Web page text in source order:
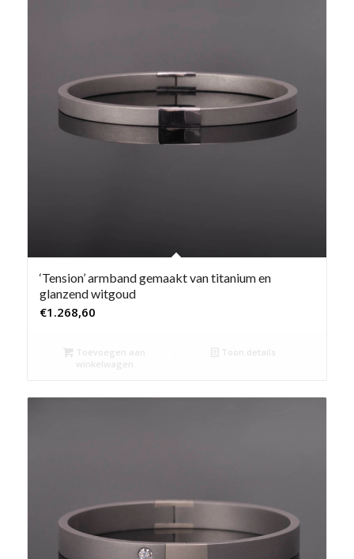
‘Tension’ armband gemaakt van titanium en
glanzend witgoud
€1.268,60
Toevoegen aan
winkelwagen
Toon details